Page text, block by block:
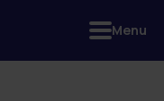
Menu